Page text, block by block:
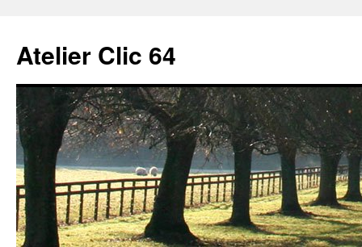
contenu
Atelier Clic 64